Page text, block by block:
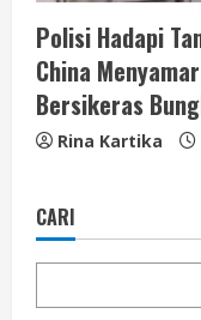
Polisi Hadapi
China
Bersikeras
Rina Kartika
CARI